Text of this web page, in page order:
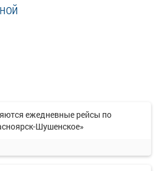
ежедневные рейсы по
Шушенское»